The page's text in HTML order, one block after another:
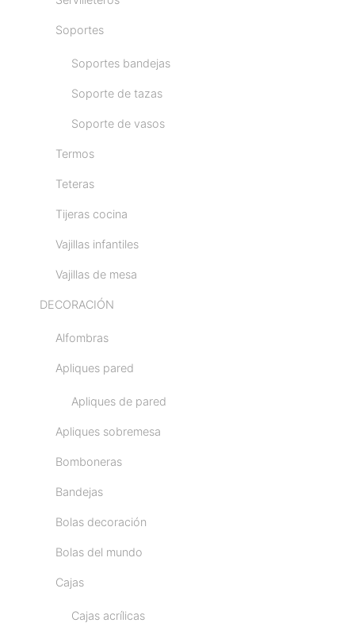
Soportes
Soportes bandejas
Soporte de tazas
Soporte de vasos
Termos
Teteras
Tijeras cocina
Vajillas infantiles
Vajillas de mesa
DECORACIÓN
Alfombras
Apliques pared
Apliques de pared
Apliques sobremesa
Bomboneras
Bandejas
Bolas decoración
Bolas del mundo
Cajas
Cajas acrílicas